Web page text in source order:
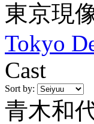
東京現
Tokyo
Cast
Sort by:
青木和